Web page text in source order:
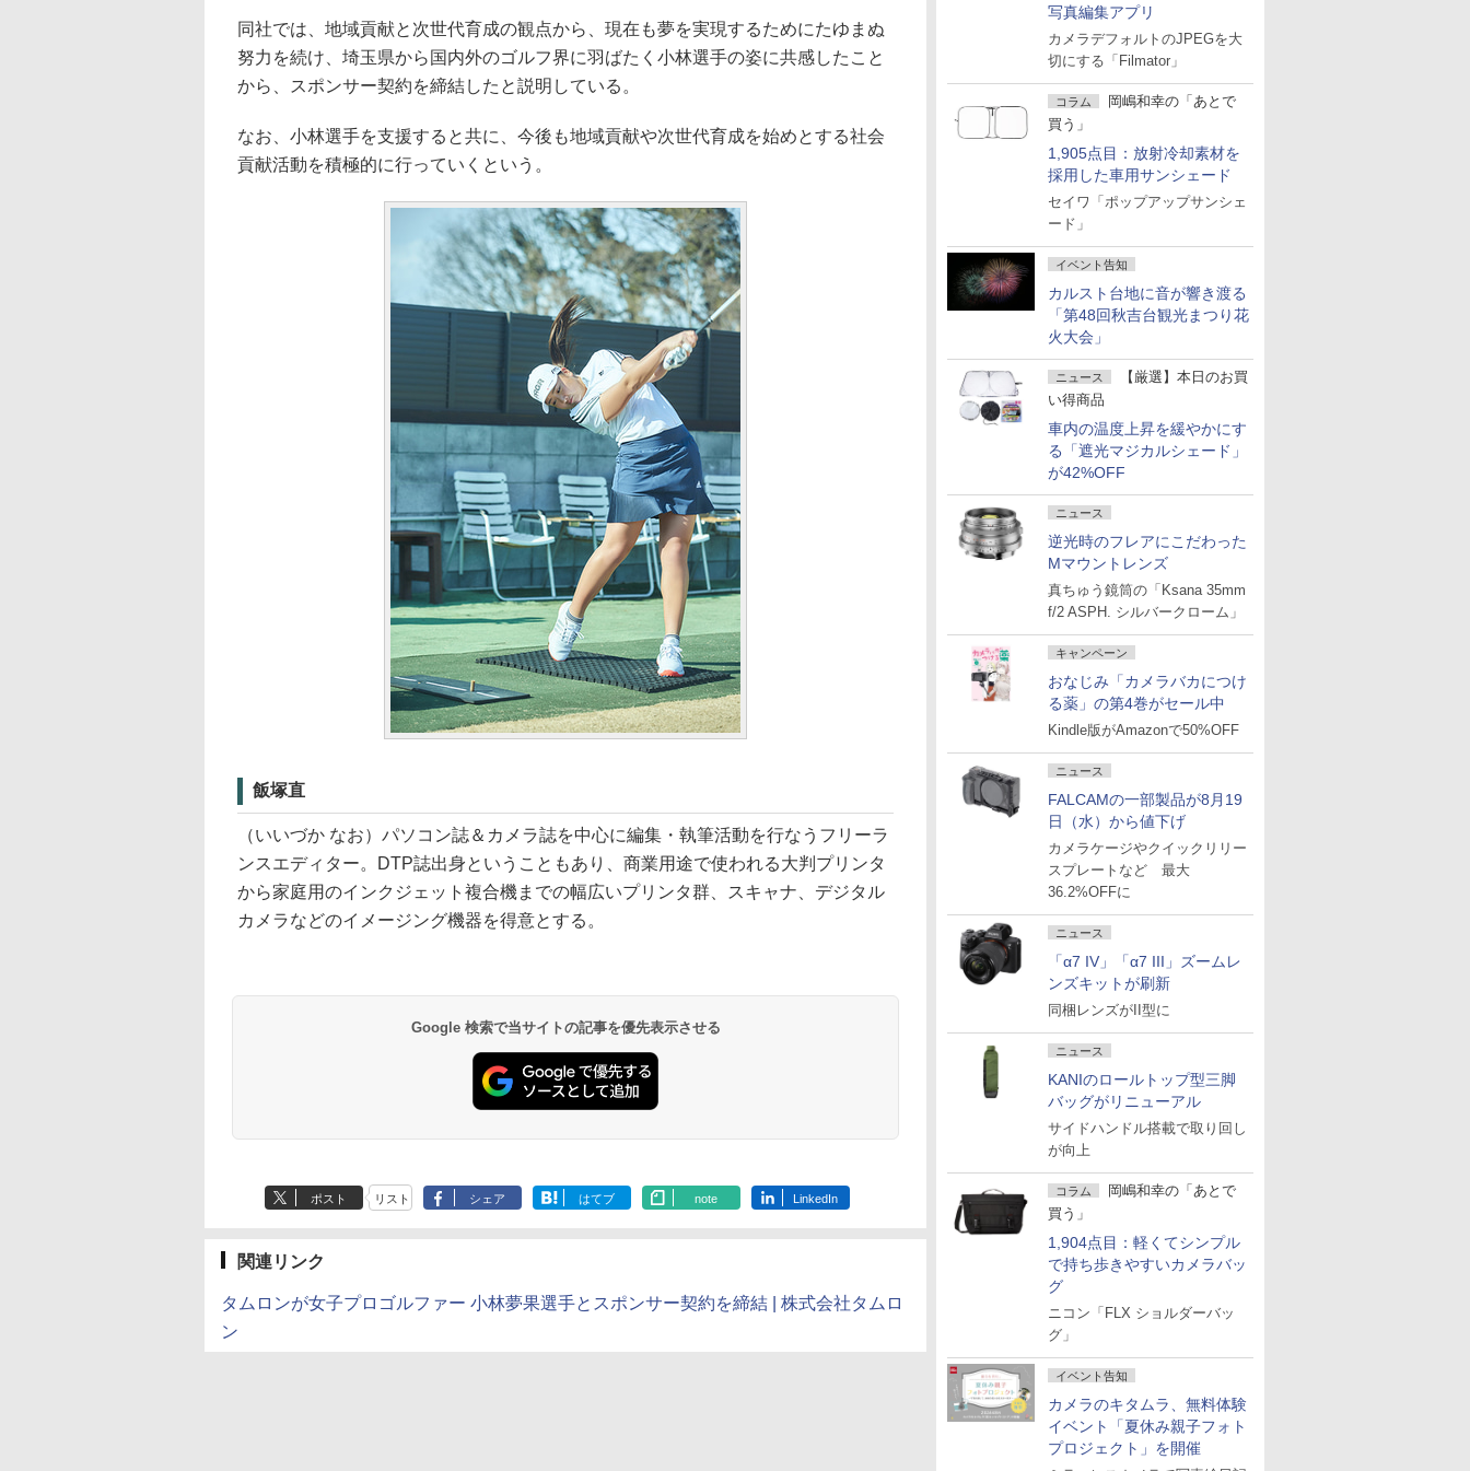
写真編集アプリ
カメラデフォルトのJPEGを大
切にする「Filmator」
コラム
岡嶋和幸の「あとで
買う」
1,905点目：放射冷却素材を
採用した車用サンシェード
セイワ「ポップアップサンシェ
ード」
イベント告知
カルスト台地に音が響き渡る
「第48回秋吉台観光まつり花
火大会」
ニュース
【厳選】本日のお買
い得商品
車内の温度上昇を緩やかにす
る「遮光マジカルシェード」
が42%OFF
ニュース
逆光時のフレアにこだわった
Mマウントレンズ
真ちゅう鏡筒の「Ksana 35mm
f/2 ASPH. シルバークローム」
キャンペーン
おなじみ「カメラバカにつけ
る薬」の第4巻がセール中
Kindle版がAmazonで50%OFF
ニュース
FALCAMの一部製品が8月19
日（水）から値下げ
カメラケージやクイックリリー
スプレートなど 最大
36.2%OFFに
ニュース
「α7 IV」「α7 III」ズームレ
ンズキットが刷新
同梱レンズがII型に
ニュース
KANIのロールトップ型三脚
バッグがリニューアル
サイドハンドル搭載で取り回し
が向上
コラム
岡嶋和幸の「あとで
買う」
1,904点目：軽くてシンプル
で持ち歩きやすいカメラバッ
グ
ニコン「FLX ショルダーバッ
グ」
イベント告知
カメラのキタムラ、無料体験
イベント「夏休み親子フォト
プロジェクト」を開催
同社では、地域貢献と次世代育成の観点から、現在も夢を実現するためにたゆまぬ
努力を続け、埼玉県から国内外のゴルフ界に羽ばたく小林選手の姿に共感したこと
から、スポンサー契約を締結したと説明している。
なお、小林選手を支援すると共に、今後も地域貢献や次世代育成を始めとする社会
貢献活動を積極的に行っていくという。
飯塚直
（いいづか なお）パソコン誌＆カメラ誌を中心に編集・執筆活動を行なうフリーラ
ンスエディター。DTP誌出身ということもあり、商業用途で使われる大判プリンタ
から家庭用のインクジェット複合機までの幅広いプリンタ群、スキャナ、デジタル
カメラなどのイメージング機器を得意とする。
Google 検索で当サイトの記事を優先表示させる
ポスト リスト シェア はてブ note LinkedIn
関連リンク
タムロンが女子プロゴルファー 小林夢果選手とスポンサー契約を締結 | 株式会社タムロ
ン